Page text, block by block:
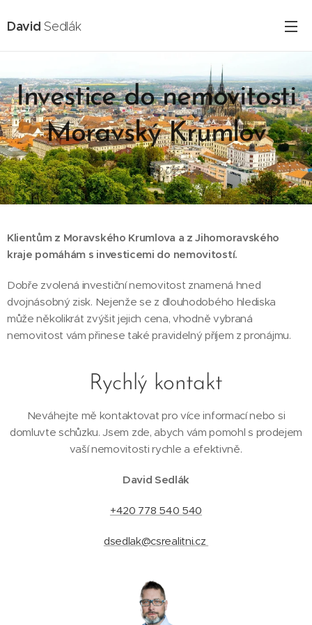
DavidSedlák
Investice do nemovitosti
Moravský Krumlov
16.02.2025
Klientům z Moravského Krumlova a z Jihomoravského
kraje pomáhám s investicemi do nemovitostí.
Dobře zvolená investiční nemovitost znamená hned
dvojnásobný zisk. Nejenže se z dlouhodobého hlediska
může několikrát zvýšit jejich cena, vhodně vybraná
nemovitost vám přinese také pravidelný příjem z pronájmu.
Rychlý kontakt
Neváhejte mě kontaktovat pro více informací nebo si
domluvte schůzku. Jsem zde, abych vám pomohl s prodejem
vaší nemovitosti rychle a efektivně.
David Sedlák
+420 778 540 540
dsedlak@csrealitni.cz